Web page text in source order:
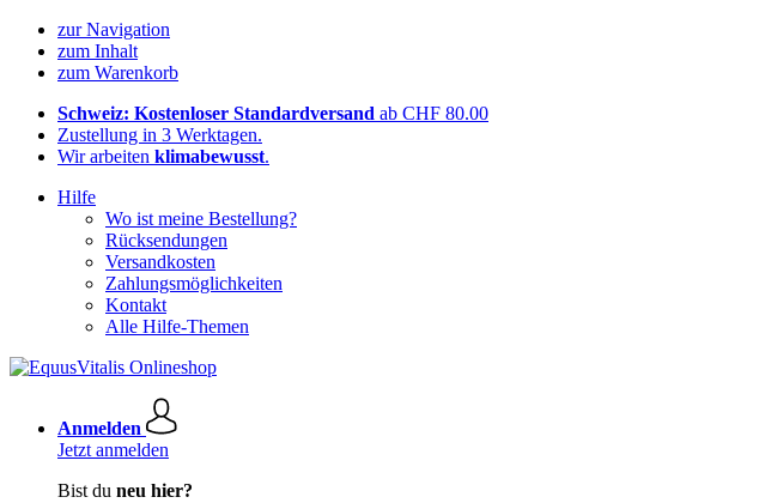
zur Navigation
zum Inhalt
zum Warenkorb
Schweiz: Kostenloser Standardversand ab CHF 80.00
Zustellung in 3 Werktagen.
Wir arbeiten klimabewusst.
Hilfe
Wo ist meine Bestellung?
Rücksendungen
Versandkosten
Zahlungsmöglichkeiten
Kontakt
Alle Hilfe-Themen
Anmelden
Jetzt anmelden
Bist du neu hier?